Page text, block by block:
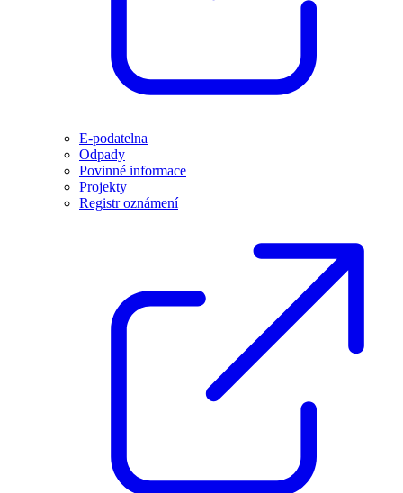
E-podatelna
Odpady
Povinné informace
Projekty
Registr oznámení